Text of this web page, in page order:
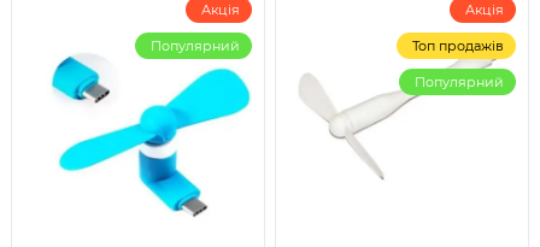
Акція
Популярний
Акція
Топ продажів
Популярний